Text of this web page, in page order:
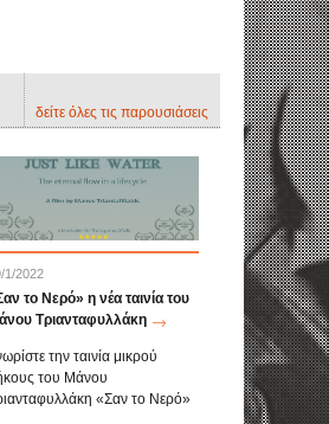
δείτε όλες τις παρουσιάσεις
1/2022
το Νερό» η νέα ταινία του
Τριανταφυλλάκη
την ταινία μικρού
του Μάνου
«Σαν το Νερό»